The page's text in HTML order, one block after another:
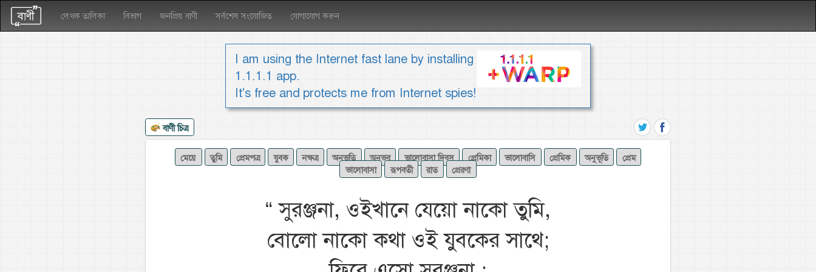
লেখক তালিকা বিভাগ জনপ্রিয় বাণী সর্বশেষ সংযোজিত যোগাযোগ করুন
I am using the Internet fast lane by installing
1.1.1.1 app.
It's free and protects me from Internet spies!
বাণী চিত্র
মেয়ে তুমি প্রেমপত্র যুবক নক্ষত্র অনুভুতি অনুভব ভালোবাসা দিবস প্রেমিকা ভালোবাসি প্রেমিক অনুভূতি
প্রেম
ভালোবাসা
রূপবতী রাত প্রেরণা
“সুরঞ্জনা, ওইখানে যেয়ো নাকো তুমি,
বোলো নাকো কথা ওই যুবকের সাথে;